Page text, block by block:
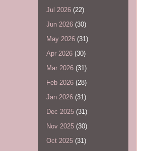
Jul 2026 (22)
Jun 2026 (30)
May 2026 (31)
Apr 2026 (30)
Mar 2026 (31)
Feb 2026 (28)
Jan 2026 (31)
Dec 2025 (31)
Nov 2025 (30)
Oct 2025 (31)